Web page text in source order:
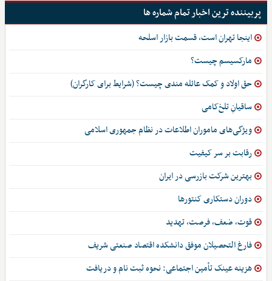
پربیننده ترین اخبار تمام شماره ها
اینجا تهران است، قسمت بازار اسلحه
مارکسیسم چیست؟
حق اولاد و کمک عائله مندی چیست؟ (شرایط برای کارگران)
ساقیانِ تلخ‌کامی
ویژگی‌های ماموران اطلاعات در نظام جمهوری اسلامی
رقابت بر سر کیفیت
بهترین شرکت بازرسی در ایران
دوران دستکاری کنتورها
قوت، ضعف، فرصت، تهدید
فارغ التحصیلان موفق دانشکده اقتصاد صنعتی شریف
هزینه عینک تأمین اجتماعی: نحوه ثبت نام و دریافت